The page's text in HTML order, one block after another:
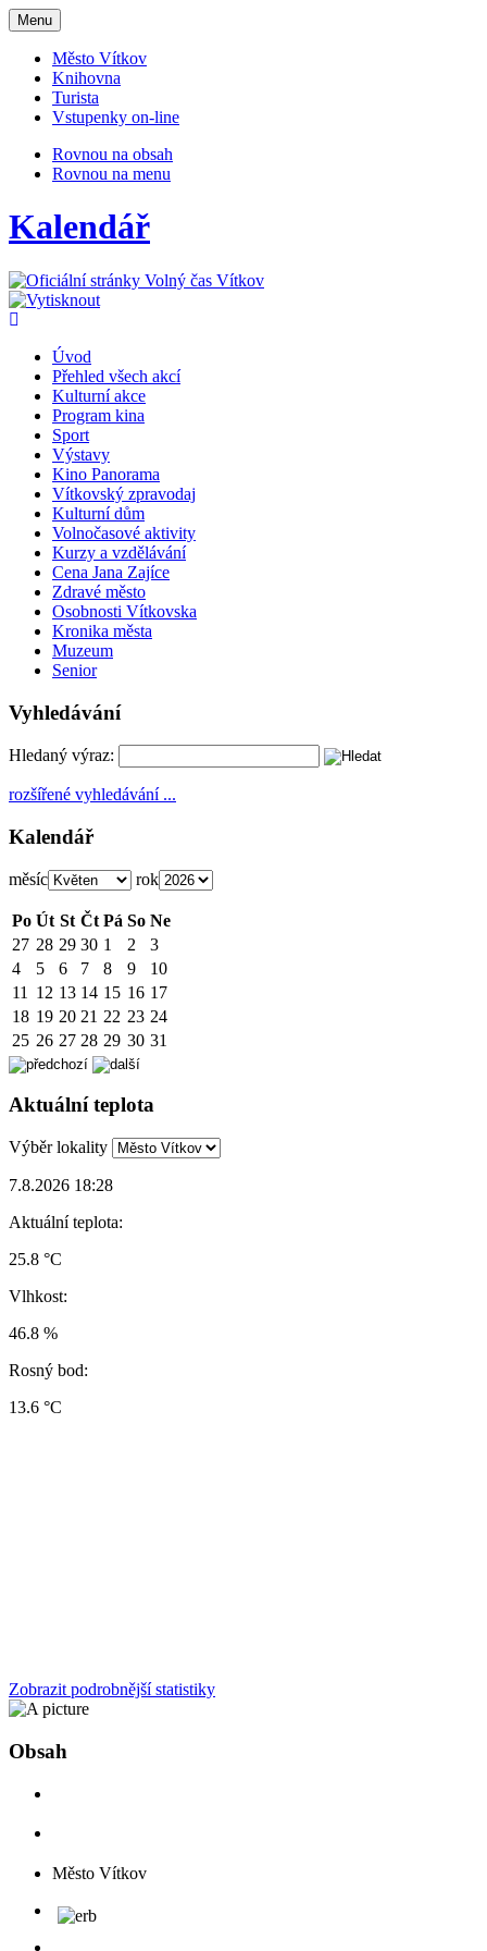
Otevřit
navigaci
Menu
Město Vítkov
Knihovna
Turista
Vstupenky on-line
Rovnou na obsah
Rovnou na menu
Kalendář
Úvod
Přehled všech akcí
Kulturní akce
Program kina
Sport
Výstavy
Kino Panorama
Vítkovský zpravodaj
Kulturní dům
Volnočasové aktivity
Kurzy a vzdělávání
Cena Jana Zajíce
Zdravé město
Osobnosti Vítkovska
Kronika města
Muzeum
Senior
Vyhledávání
Hledaný výraz:
rozšířené vyhledávání ...
Kalendář
měsíc rok
Po Út St Čt Pá So Ne
27 28 29 30 1 2
3
4
5 6 7 8 9
10
11
12 13 14 15 16 17
18 19 20 21 22 23 24
25 26 27 28 29 30 31
Aktuální teplota
Výběr lokality
7.8.2026 18:28
Aktuální teplota:
25.8 °C
Vlhkost:
46.8 %
Rosný bod:
13.6 °C
Zobrazit podrobnější statistiky
Obsah
Město Vítkov